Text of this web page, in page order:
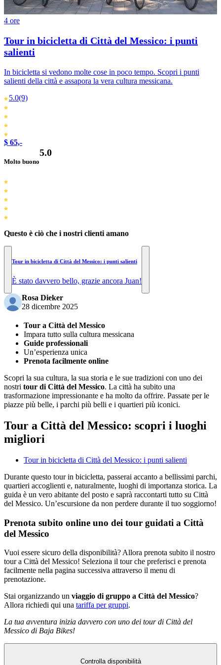
4 ore
Tour in bicicletta di Città del Messico: i punti
salienti
In bicicletta si vedono molte cose in poco tempo. Scopri i punti
salienti della città e assapora la vera cultura messicana.
5.0(9)
$ 65,-
Molto buono
5.0
Questo è ciò che i nostri clienti amano
Tour in bicicletta di Città del Messico: i punti salienti
È stato davvero bello, grazie ancora Juan!
Rosa Dieker
28 dicembre 2025
Tour a Città del Messico
Impara tutto sulla cultura messicana
Guide professionali
Un’esperienza unica
Prenota facilmente online
Scopri la sua cultura, la sua storia e le sue tradizioni con uno dei
nostri tour di Città del Messico. La città ha subito una
trasformazione impressionante e ha molto da offrire. Passate per le
piazze più belle, i parchi più belli e i quartieri più iconici.
Tour a Città del Messico: scopri i luoghi
migliori
Tour in bicicletta di Città del Messico: i punti salienti
Durante questo tour in bicicletta, passerai accanto a bellissimi parchi,
quartieri accoglienti e, naturalmente, luoghi di importanza storica. La
guida è un vero abitante del posto e saprà raccontarti tutto su Città
del Messico. Un’escursione da non perdere durante il tuo soggiorno!
Prenota subito online uno dei tour guidati a Città
del Messico
Vuoi essere sicuro della disponibilità? Allora prenota subito il nostro
tour a Città del Messico! Seleziona il tour che preferisci e prenota
facilmente nella pagina successiva attraverso il menu di
prenotazione.
Stai organizzando un viaggio di gruppo a Città del Messico?
Allora richiedi qui una tariffa per gruppi.
La tua avventura inizia davvero con uno dei tour di Città del
Messico di Baja Bikes!
Controlla disponibilità